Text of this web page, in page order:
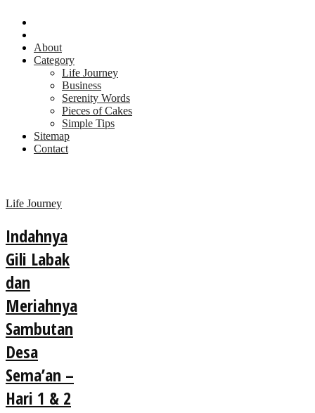
About
Category
Life Journey
Business
Serenity Words
Pieces of Cakes
Simple Tips
Sitemap
Contact
Life Journey
Indahnya
Gili Labak
dan
Meriahnya
Sambutan
Desa
Sema’an –
Hari 1 & 2